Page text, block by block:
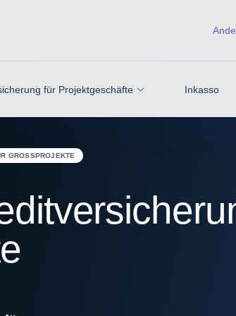
für Projektgeschäfte Inkasso
GROSSPROJEKTE